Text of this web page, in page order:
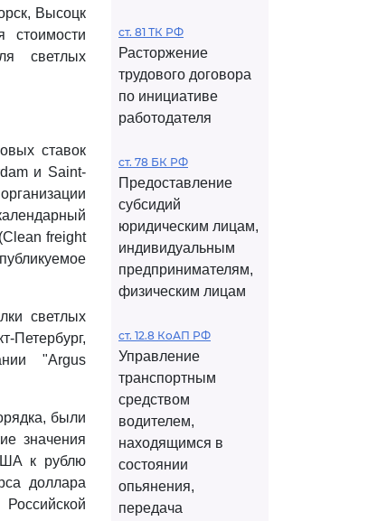
Высоцк
стоимости
светлых
ставок
и Saint-
freight
светлых
"Argus
были
значения
к рублю
доллара
ст. 81 ТК РФ
Расторжение
трудового договора
по инициативе
работодателя
ст. 78 БК РФ
Предоставление
субсидий
юридическим лицам,
индивидуальным
предпринимателям,
физическим лицам
ст. 12.8 КоАП РФ
Управление
транспортным
средством
водителем,
находящимся в
состоянии
опьянения,
передача